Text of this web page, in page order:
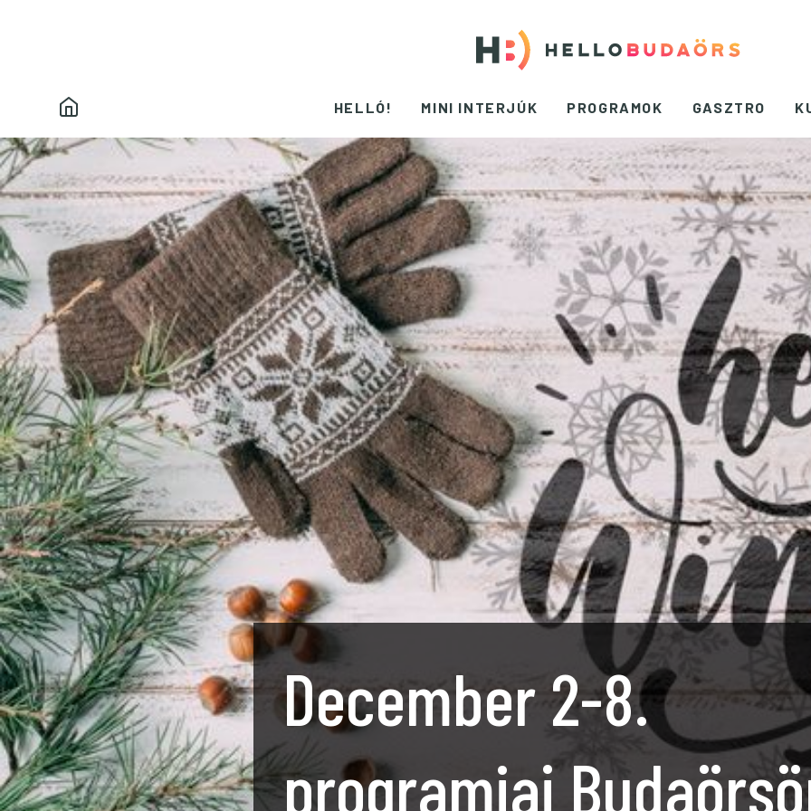
HELLÓ! MINI INTERJÚK PROGRAMOK GASZTRO
December 2-8.
programjai